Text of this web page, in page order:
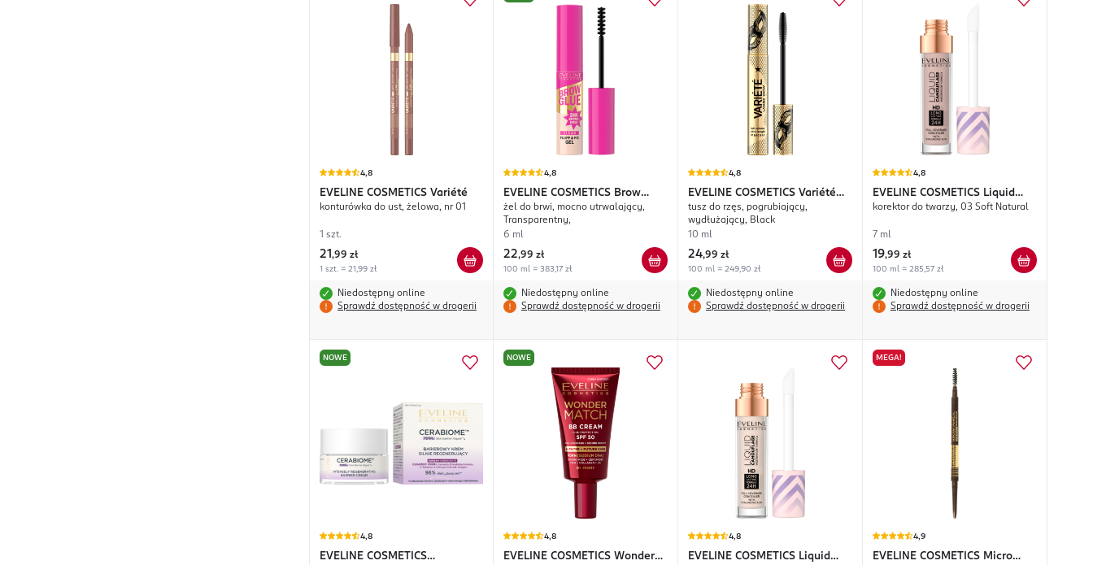
4,8
EVELINE COSMETICS Variété
konturówka do ust, żelowa, nr 01
1 szt.
21 ,99 zł
1 szt. = 21,99 zł
Niedostępny online
Sprawdź dostępność w drogerii
4,8
EVELINE COSMETICS Brow
Glue
żel do brwi, mocno utrwalający,
Transparentny,
6 ml
22,99 zł
100 ml = 383,17 zł
Niedostępny online
Sprawdź dostępność w drogerii
4,8
EVELINE COSMETICS Variété
Lashes Show
tusz do rzęs, pogrubiający,
wydłużający, Black
10 ml
24,99 zł
100 ml = 249,90 zł
Niedostępny online
Sprawdź dostępność w drogerii
4,8
EVELINE COSMETICS Liquid
Camouflage
korektor do twarzy, 03 Soft Natural
7 ml
19,99 zł
100 ml = 285,57 zł
Niedostępny online
Sprawdź dostępność w drogerii
NOWE
4,8
EVELINE COSMETICS
NOWE
4,8
EVELINE COSMETICS Wonder
4,8
EVELINE COSMETICS Liquid
MEGA!
4,9
EVELINE COSMETICS Micro